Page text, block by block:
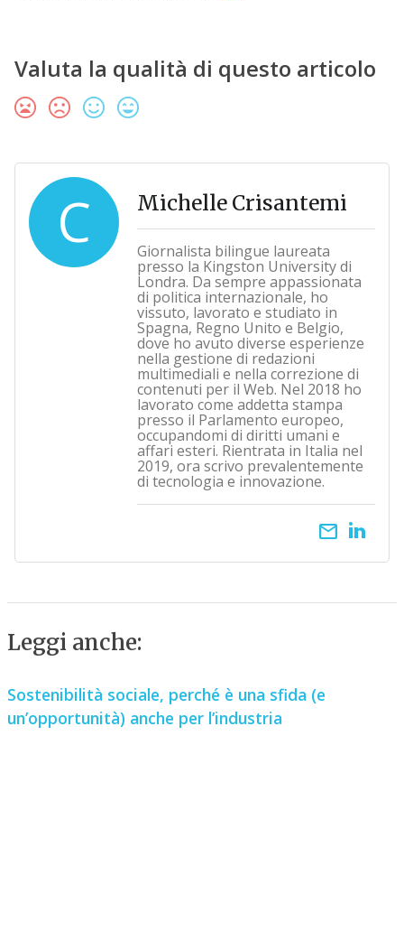
Valuta la qualità di questo articolo
C Michelle Crisantemi
Giornalista bilingue laureata
presso la Kingston University di
Londra. Da sempre appassionata
di politica internazionale, ho
vissuto, lavorato e studiato in
Spagna, Regno Unito e Belgio,
dove ho avuto diverse esperienze
nella gestione di redazioni
multimediali e nella correzione di
contenuti per il Web. Nel 2018 ho
lavorato come addetta stampa
presso il Parlamento europeo,
occupandomi di diritti umani e
affari esteri. Rientrata in Italia nel
2019, ora scrivo prevalentemente
di tecnologia e innovazione.
email
Leggi anche:
Sostenibilità sociale, perché è una sfida (e
un’opportunità) anche per l’industria